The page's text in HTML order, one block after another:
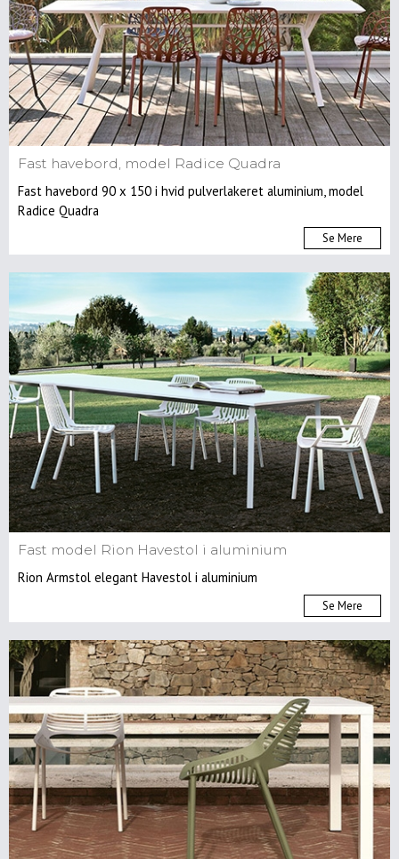
Fast havebord, model Radice Quadra
Fast havebord 90 x 150 i hvid pulverlakeret aluminium, model
Radice Quadra
Se Mere
Fast model Rion Havestol i aluminium
Rion Armstol elegant Havestol i aluminium
Se Mere